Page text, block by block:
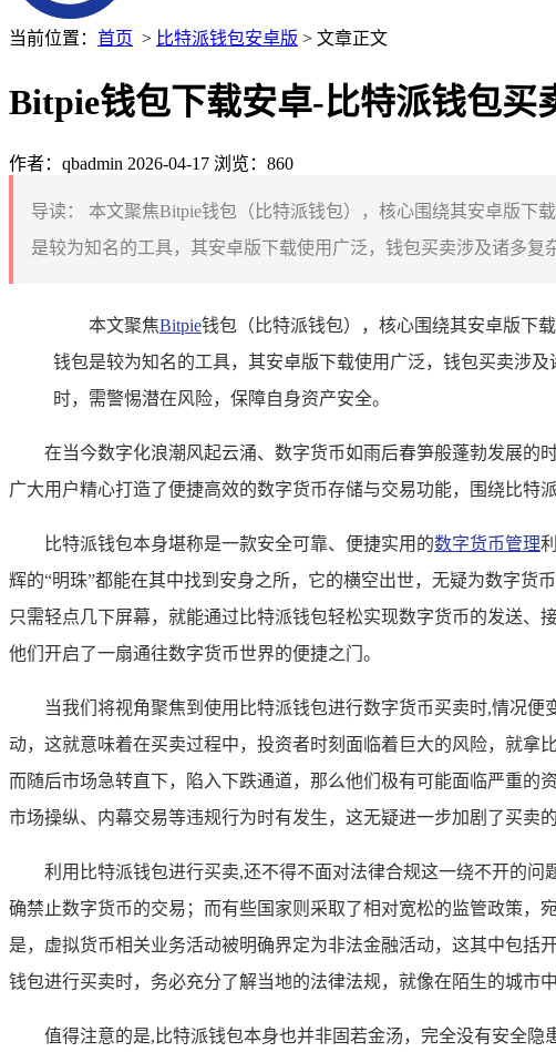
当前位置： 首页 > 比特派钱包安卓版 > 文章正文
Bitpie钱包下载安卓-比特派钱包买
作者：qbadmin 2026-04-17 浏览：860
导读：
本文聚焦Bitpie钱包（比特派钱包），核心围绕其安卓版下
是较为知名的工具，其安卓版下载使用广泛，钱包买卖涉及诸多
本文聚焦Bitpie钱包（比特派钱包），核心围绕其安卓版下
钱包是较为知名的工具，其安卓版下载使用广泛，钱包买卖涉
时，需警惕潜在风险，保障自身资产安全。
在当今数字化浪潮风起云涌、数字货币如雨后春笋般蓬勃发展的
广大用户精心打造了便捷高效的数字货币存储与交易功能，围绕比特
比特派钱包本身堪称是一款安全可靠、便捷实用的数字货币管理
辉的“明珠”都能在其中找到安身之所，它的横空出世，无疑为数字
只需轻点几下屏幕，就能通过比特派钱包轻松实现数字货币的发送
他们开启了一扇通往数字货币世界的便捷之门。
当我们将视角聚焦到使用比特派钱包进行数字货币买卖时,情况
动，这就意味着在买卖过程中，投资者时刻面临着巨大的风险，就拿
而随后市场急转直下，陷入下跌通道，那么他们极有可能面临严重的
市场操纵、内幕交易等违规行为时有发生，这无疑进一步加剧了买卖
利用比特派钱包进行买卖,还不得不面对法律合规这一绕不开的
确禁止数字货币的交易；而有些国家则采取了相对宽松的监管政策
是，虚拟货币相关业务活动被明确界定为非法金融活动，这其中包
钱包进行买卖时，务必充分了解当地的法律法规，就像在陌生的城市
值得注意的是,比特派钱包本身也并非固若金汤，完全没有安全